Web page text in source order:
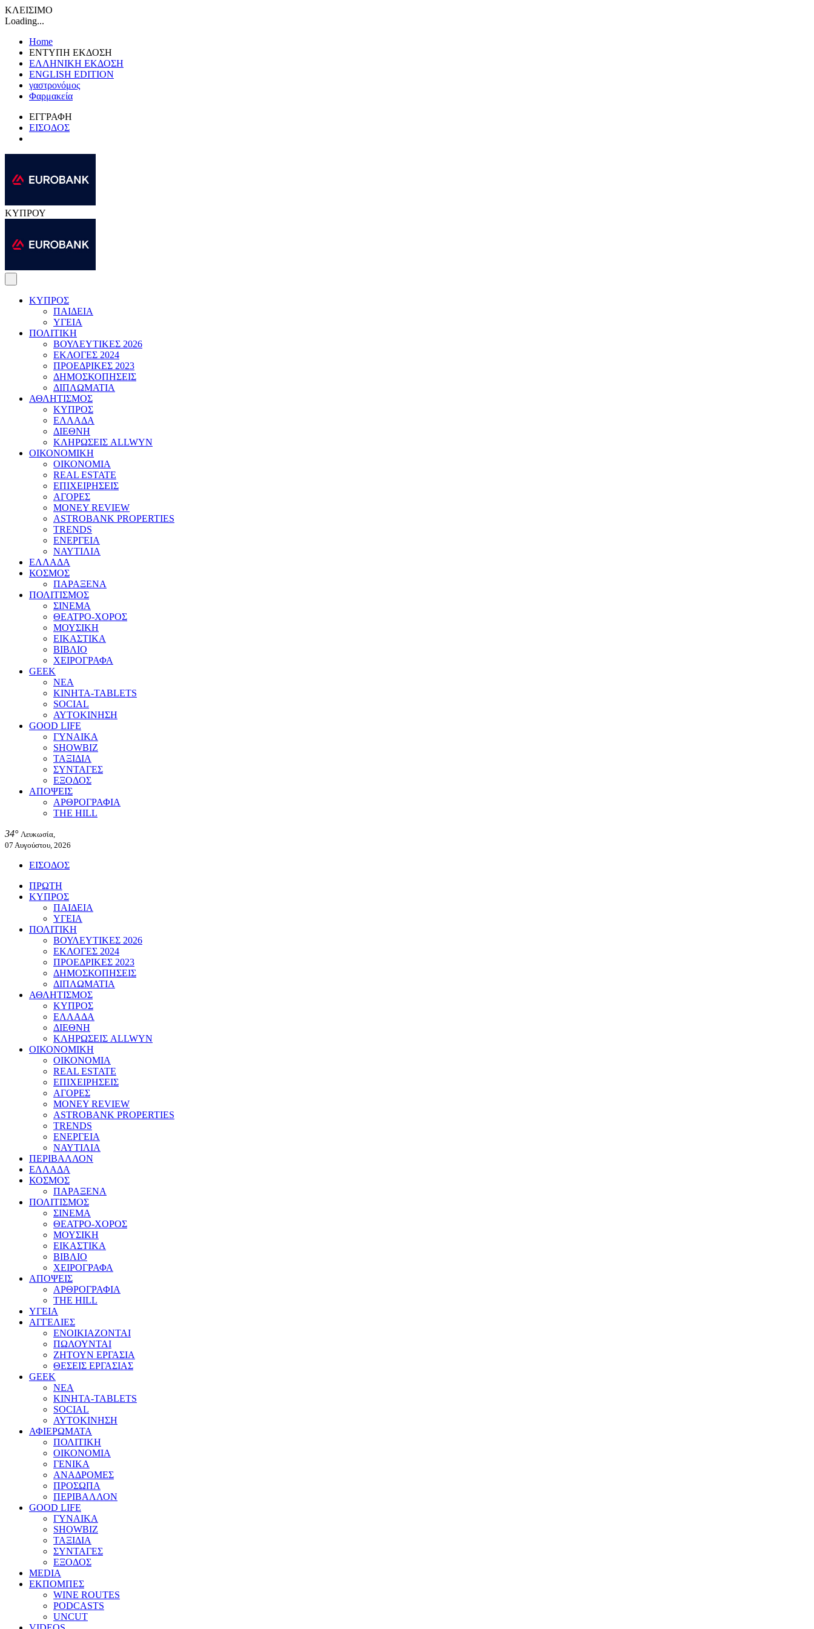
ΚΛΕΙΣΙΜΟ
Loading...
Home
ΕΝΤΥΠΗ ΕΚΔΟΣΗ
ΕΛΛΗΝΙΚΗ ΕΚΔΟΣΗ
ENGLISH EDITION
γαστρονόμος
Φαρμακεία
ΕΓΓΡΑΦΗ
ΕΙΣΟΔΟΣ
ΚΥΠΡΟΥ
ΚΥΠΡΟΣ
ΠΑΙΔΕΙΑ
ΥΓΕΙΑ
ΠΟΛΙΤΙΚΗ
ΒΟΥΛΕΥΤΙΚΕΣ 2026
ΕΚΛΟΓΕΣ 2024
ΠΡΟΕΔΡΙΚΕΣ 2023
ΔΗΜΟΣΚΟΠΗΣΕΙΣ
ΔΙΠΛΩΜΑΤΙΑ
ΑΘΛΗΤΙΣΜΟΣ
ΚΥΠΡΟΣ
ΕΛΛΑΔΑ
ΔΙΕΘΝΗ
ΚΛΗΡΩΣΕΙΣ ALLWYN
ΟΙΚΟΝΟΜΙΚΗ
ΟΙΚΟΝΟΜΙΑ
REAL ESTATE
ΕΠΙΧΕΙΡΗΣΕΙΣ
ΑΓΟΡΕΣ
MONEY REVIEW
ASTROBANK PROPERTIES
TRENDS
ΕΝΕΡΓΕΙΑ
ΝΑΥΤΙΛΙΑ
ΕΛΛΑΔΑ
ΚΟΣΜΟΣ
ΠΑΡΑΞΕΝΑ
ΠΟΛΙΤΙΣΜΟΣ
ΣΙΝΕΜΑ
ΘΕΑΤΡΟ-ΧΟΡΟΣ
ΜΟΥΣΙΚΗ
ΕΙΚΑΣΤΙΚΑ
ΒΙΒΛΙΟ
ΧΕΙΡΟΓΡΑΦΑ
GEEK
ΝΕΑ
ΚΙΝΗΤΑ-TABLETS
SOCIAL
ΑΥΤΟΚΙΝΗΣΗ
GOOD LIFE
ΓΥΝΑΙΚΑ
SHOWBIZ
ΤΑΞΙΔΙΑ
ΣΥΝΤΑΓΕΣ
ΕΞΟΔΟΣ
ΑΠΟΨΕΙΣ
ΑΡΘΡΟΓΡΑΦΙΑ
THE HILL
34° Λευκωσία,
07 Αυγούστου, 2026
ΕΙΣΟΔΟΣ
ΠΡΩΤΗ
ΚΥΠΡΟΣ
ΠΑΙΔΕΙΑ
ΥΓΕΙΑ
ΠΟΛΙΤΙΚΗ
ΒΟΥΛΕΥΤΙΚΕΣ 2026
ΕΚΛΟΓΕΣ 2024
ΠΡΟΕΔΡΙΚΕΣ 2023
ΔΗΜΟΣΚΟΠΗΣΕΙΣ
ΔΙΠΛΩΜΑΤΙΑ
ΑΘΛΗΤΙΣΜΟΣ
ΚΥΠΡΟΣ
ΕΛΛΑΔΑ
ΔΙΕΘΝΗ
ΚΛΗΡΩΣΕΙΣ ALLWYN
ΟΙΚΟΝΟΜΙΚΗ
ΟΙΚΟΝΟΜΙΑ
REAL ESTATE
ΕΠΙΧΕΙΡΗΣΕΙΣ
ΑΓΟΡΕΣ
MONEY REVIEW
ASTROBANK PROPERTIES
TRENDS
ΕΝΕΡΓΕΙΑ
ΝΑΥΤΙΛΙΑ
ΠΕΡΙΒΑΛΛΟΝ
ΕΛΛΑΔΑ
ΚΟΣΜΟΣ
ΠΑΡΑΞΕΝΑ
ΠΟΛΙΤΙΣΜΟΣ
ΣΙΝΕΜΑ
ΘΕΑΤΡΟ-ΧΟΡΟΣ
ΜΟΥΣΙΚΗ
ΕΙΚΑΣΤΙΚΑ
ΒΙΒΛΙΟ
ΧΕΙΡΟΓΡΑΦΑ
ΑΠΟΨΕΙΣ
ΑΡΘΡΟΓΡΑΦΙΑ
THE HILL
ΥΓΕΙΑ
ΑΓΓΕΛΙΕΣ
ΕΝΟΙΚΙΑΖΟΝΤΑΙ
ΠΩΛΟΥΝΤΑΙ
ΖΗΤΟΥΝ ΕΡΓΑΣΙΑ
ΘΕΣΕΙΣ ΕΡΓΑΣΙΑΣ
GEEK
ΝΕΑ
ΚΙΝΗΤΑ-TABLETS
SOCIAL
ΑΥΤΟΚΙΝΗΣΗ
ΑΦΙΕΡΩΜΑΤΑ
ΠΟΛΙΤΙΚΗ
ΟΙΚΟΝΟΜΙΑ
ΓΕΝΙΚΑ
ΑΝΑΔΡΟΜΕΣ
ΠΡΟΣΩΠΑ
ΠΕΡΙΒΑΛΛΟΝ
GOOD LIFE
ΓΥΝΑΙΚΑ
SHOWBIZ
ΤΑΞΙΔΙΑ
ΣΥΝΤΑΓΕΣ
ΕΞΟΔΟΣ
MEDIA
ΕΚΠΟΜΠΕΣ
WINE ROUTES
PODCASTS
UNCUT